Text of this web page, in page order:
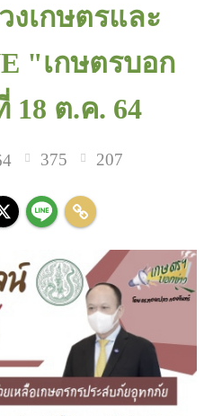
งเกษตรและ
"เกษตรบอก
ต.ค. 64
375 207